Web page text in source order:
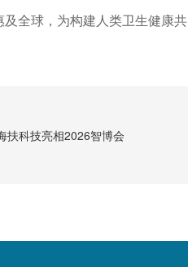
全球，为构建人类卫生健康共
扶科技亮相2026智博会